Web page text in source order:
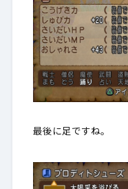
最後に足ですね。